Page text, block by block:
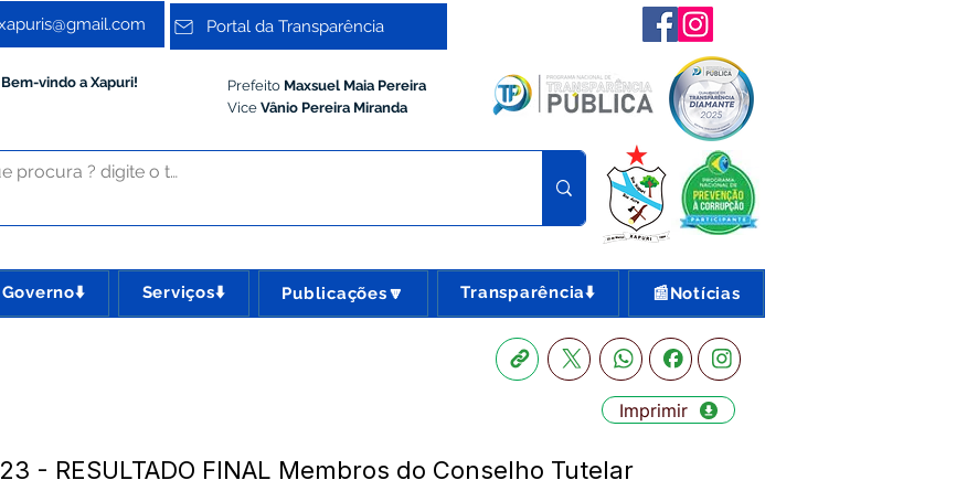
Portal da Transparência
vindo a Xapuri! Prefeito Maxsuel Maia Pereira
Vice Vânio Pereira Miranda
Serviços⬇️ Publicações🔽 Transparência⬇️ 📰Notícias
Imprimir
- RESULTADO FINAL Membros do Conselho Tutelar